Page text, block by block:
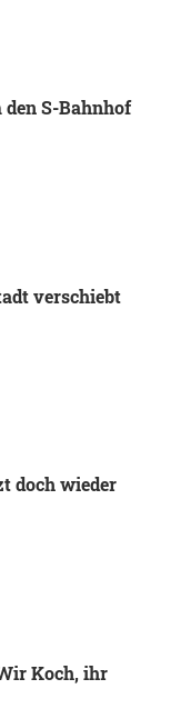
S-Bahnhof
verschiebt
doch wieder
Koch, ihr